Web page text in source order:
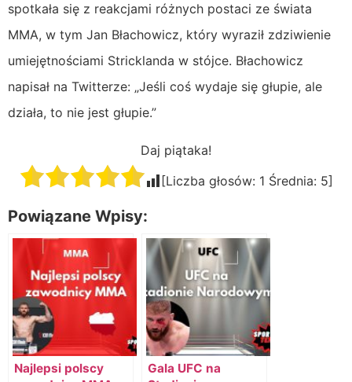
spotkała się z reakcjami różnych postaci ze świata
MMA, w tym Jan Błachowicz, który wyraził zdziwienie
umiejętnościami Stricklanda w stójce. Błachowicz
napisał na Twitterze: „Jeśli coś wydaje się głupie, ale
działa, to nie jest głupie.”
Daj piątaka!
[Liczba głosów: 1 Średnia: 5]
Powiązane Wpisy:
Najlepsi polscy
Gala UFC na